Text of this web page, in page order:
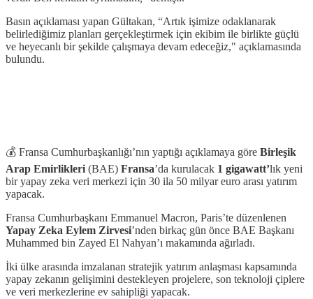
Basın açıklaması yapan Gültakan, “Artık işimize odaklanarak
belirlediğimiz planları gerçekleştirmek için ekibim ile birlikte güçlü
ve heyecanlı bir şekilde çalışmaya devam edeceğiz," açıklamasında
bulundu.
💰 Fransa Cumhurbaşkanlığı’nın yaptığı açıklamaya göre Birleşik
Arap Emirlikleri (BAE) Fransa’da kurulacak 1 gigawatt’lık yeni
bir yapay zeka veri merkezi için 30 ila 50 milyar euro arası yatırım
yapacak.
Fransa Cumhurbaşkanı Emmanuel Macron, Paris’te düzenlenen
Yapay Zeka Eylem Zirvesi’nden birkaç gün önce BAE Başkanı
Muhammed bin Zayed El Nahyan’ı makamında ağırladı.
İki ülke arasında imzalanan stratejik yatırım anlaşması kapsamında
yapay zekanın gelişimini destekleyen projelere, son teknoloji çiplere
ve veri merkezlerine ev sahipliği yapacak.